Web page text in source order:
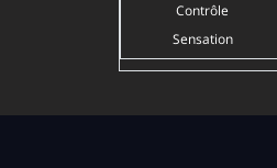
Contrôle
Sensation